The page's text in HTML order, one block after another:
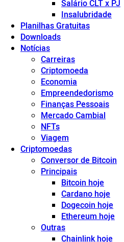
Salário CLT x PJ
Insalubridade
Planilhas Gratuitas
Downloads
Notícias
Carreiras
Criptomoeda
Economia
Empreendedorismo
Finanças Pessoais
Mercado Cambial
NFTs
Viagem
Criptomoedas
Conversor de Bitcoin
Principais
Bitcoin hoje
Cardano hoje
Dogecoin hoje
Ethereum hoje
Outras
Chainlink hoje